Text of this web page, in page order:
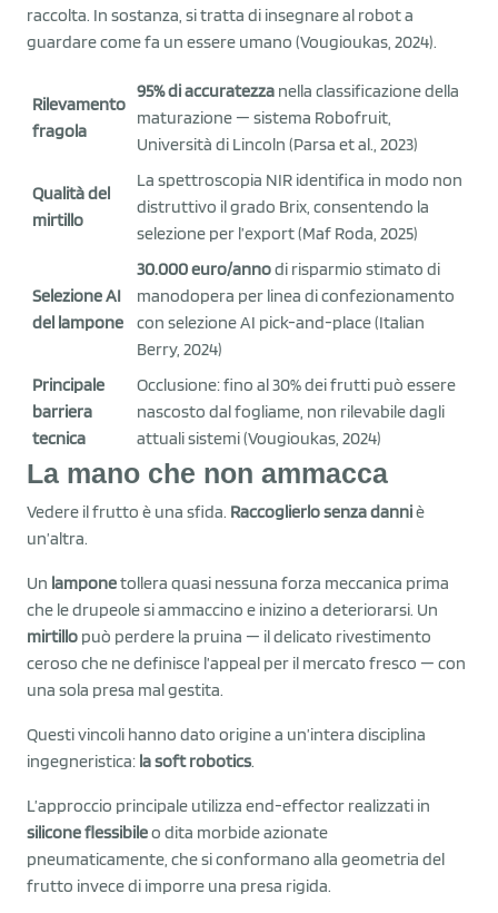
raccolta. In sostanza, si tratta di insegnare al robot a
guardare come fa un essere umano (Vougioukas, 2024).
Rilevamento
fragola
95% di accuratezzanella classificazione della
maturazione — sistema Robofruit,
Università di Lincoln (Parsa et al., 2023)
Qualità del
mirtillo
La spettroscopia NIR identifica in modo non
distruttivo il grado Brix, consentendo la
selezione per l’export (Maf Roda, 2025)
Selezione AI
del lampone
30.000 euro/annodi risparmio stimato di
manodopera per linea di confezionamento
con selezione AI pick-and-place (Italian
Berry, 2024)
Principale
barriera
tecnica
Occlusione: fino al 30% dei frutti può essere
nascosto dal fogliame, non rilevabile dagli
attuali sistemi (Vougioukas, 2024)
La mano che non ammacca
Vedere il frutto è una sfida. Raccoglierlo senza danniè
un’altra.
Un lamponetollera quasi nessuna forza meccanica prima
che le drupeole si ammaccino e inizino a deteriorarsi. Un
mirtillo può perdere la pruina — il delicato rivestimento
ceroso che ne definisce l’appeal per il mercato fresco — con
una sola presa mal gestita.
Questi vincoli hanno dato origine a un’intera disciplina
ingegneristica: la soft robotics.
L’approccio principale utilizza end-effector realizzati in
silicone flessibileo dita morbide azionate
pneumaticamente, che si conformano alla geometria del
frutto invece di imporre una presa rigida.